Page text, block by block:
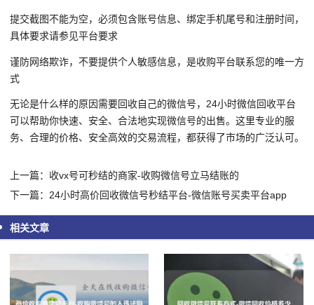
提交截图不能为空，必须包含账号信息、绑定手机尾号和注册时间，
具体要求请参见平台要求
谨防网络欺诈，不要提供个人敏感信息，是收购平台联系您的唯一方
式
无论是什么样的原因需要回收自己的微信号，24小时微信回收平台
可以帮助你快速、安全、合法地实现微信号的出售。这里专业的服
务、合理的价格、安全高效的交易流程，都获得了市场的广泛认可。
上一篇：收vx号可秒结的商家-收购微信号立马结账的
下一篇：24小时高价回收微信号秒结平台-微信账号买卖平台app
相关文章